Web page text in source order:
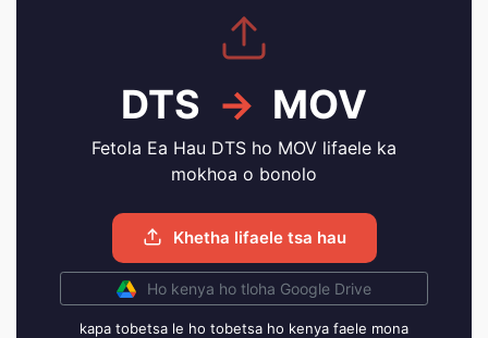
DTS → MOV
Fetola Ea Hau DTS ho MOV lifaele ka
mokhoa o bonolo
Khetha lifaele tsa hau
Ho kenya ho tloha Google Drive
kapa tobetsa le ho tobetsa ho kenya faele mona